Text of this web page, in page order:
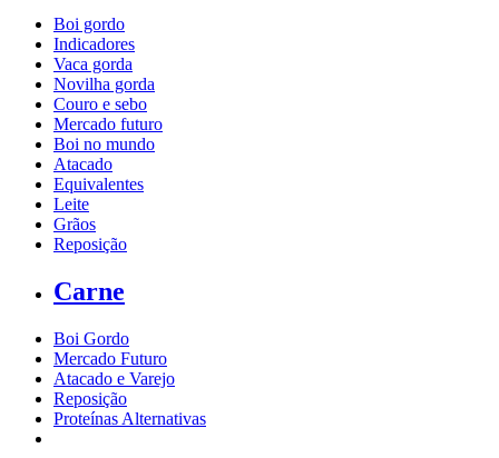
Boi gordo
Indicadores
Vaca gorda
Novilha gorda
Couro e sebo
Mercado futuro
Boi no mundo
Atacado
Equivalentes
Leite
Grãos
Reposição
Carne
Boi Gordo
Mercado Futuro
Atacado e Varejo
Reposição
Proteínas Alternativas